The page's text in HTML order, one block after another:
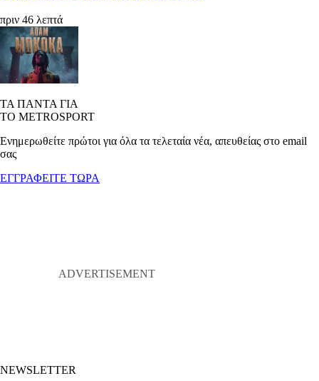
πριν 46 λεπτά
ΤΑ ΠΑΝΤΑ ΓΙΑ
ΤΟ METROSPORT
Ενημερωθείτε πρώτοι για όλα τα τελεταία νέα, απευθείας στο email
σας
ΕΓΓΡΑΦΕΙΤΕ ΤΩΡΑ
NEWSLETTER